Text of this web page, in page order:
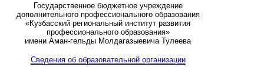
Государственное бюджетное учреждение
дополнительного профессионального образования
«Кузбасский региональный институт развития
профессионального образования»
имени Аман-гельды Молдагазыевича Тулеева
Сведения об образовательной организации